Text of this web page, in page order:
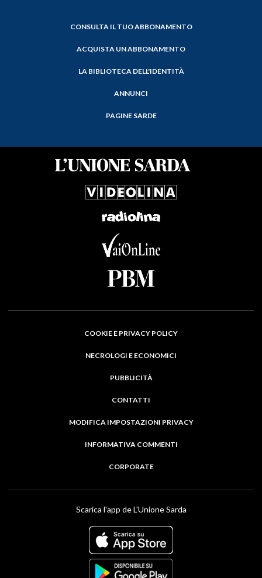
CONSULTA IL TUO ABBONAMENTO
ACQUISTA UN ABBONAMENTO
LA BIBLIOTECA DELL'IDENTITÀ
ANNUNCI
PAGINE SARDE
COOKIE E PRIVACY POLICY
NECROLOGI E ECONOMICI
PUBBLICITÀ
CONTATTI
MODIFICA IMPOSTAZIONI PRIVACY
INFORMATIVA COMMENTI
CORPORATE
Scarica l'app de L'Unione Sarda